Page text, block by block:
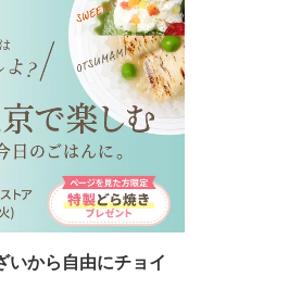
いから自由にチョイ